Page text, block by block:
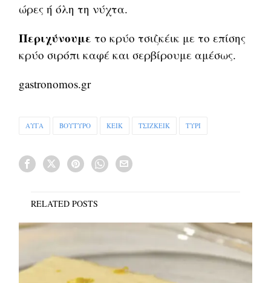
ώρες ή όλη τη νύχτα.
Περιχύνουμετο κρύο τσιζκέικ με το επίσης
κρύο σιρόπι καφέ και σερβίρουμε αμέσως.
gastronomos.gr
ΑΥΓΑ ΒΟΥΤΥΡΟ ΚΕΙΚ ΤΣΙΖΚΕΙΚ ΤΥΡΙ
RELATED POSTS